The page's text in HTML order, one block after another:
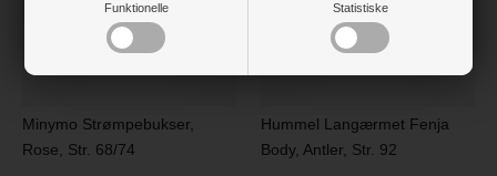
Funktionelle Statistiske
Minymo Strømpebukser,
Rose, Str. 68/74
Hummel Langærmet Fenja
Body, Antler, Str. 92